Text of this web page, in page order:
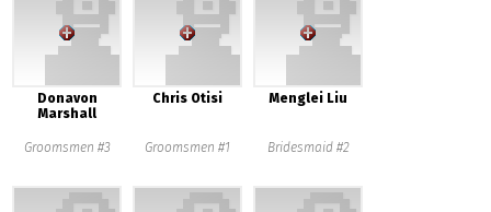
Donavon
Marshall
Groomsmen #3
Chris Otisi
Groomsmen #1
Menglei Liu
Bridesmaid #2